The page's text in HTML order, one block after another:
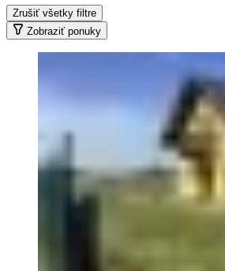
Zrušiť všetky filtre
Zobraziť ponuky